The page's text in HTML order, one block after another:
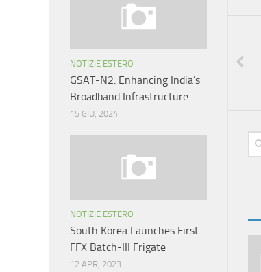
NOTIZIE ESTERO
GSAT-N2: Enhancing India’s
Broadband Infrastructure
15 GIU, 2024
NOTIZIE ESTERO
South Korea Launches First
FFX Batch-III Frigate
12 APR, 2023